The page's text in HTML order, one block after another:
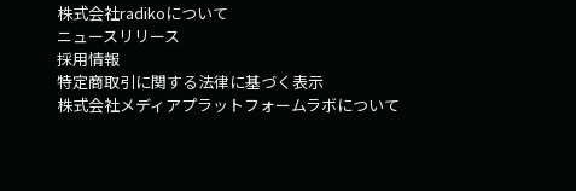
株式会社radikoについて
ニュースリリース
採用情報
特定商取引に関する法律に基づく表示
株式会社メディアプラットフォームラボについて